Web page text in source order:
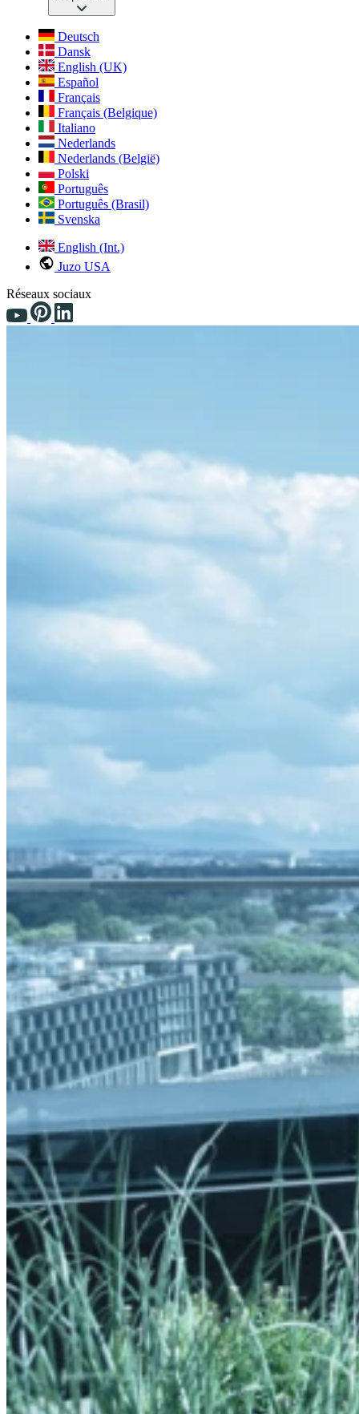
Deutsch
Dansk
English (UK)
Español
Français
Français (Belgique)
Italiano
Nederlands
Nederlands (België)
Polski
Português
Português (Brasil)
Svenska
English (Int.)
Juzo USA
Réseaux sociaux